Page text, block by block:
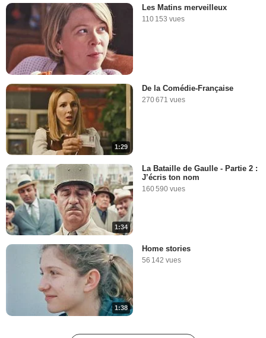
Les Matins merveilleux
110 153 vues
1:29
De la Comédie-Française
270 671 vues
1:34
La Bataille de Gaulle - Partie 2 :
J’écris ton nom
160 590 vues
1:38
Home stories
56 142 vues